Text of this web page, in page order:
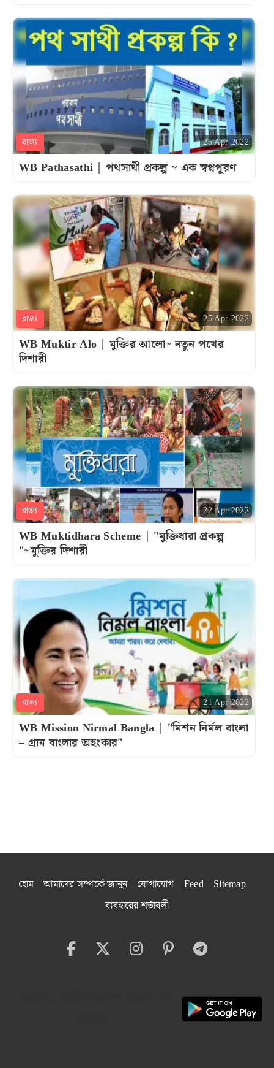
রাজ্য 25 Apr 2022
WB Pathasathi | পথসাথী প্রকল্প ~ এক স্বপ্নপূরণ
রাজ্য 25 Apr 2022
WB Muktir Alo | মুক্তির আলো~ নতুন পথের
দিশারী
রাজ্য 22 Apr 2022
WB Muktidhara Scheme | "মুক্তিধারা প্রকল্প
"~মুক্তির দিশারী
রাজ্য 21 Apr 2022
WB Mission Nirmal Bangla | "মিশন নির্মল বাংলা
– গ্রাম বাংলার অহংকার"
হোম আমাদের সম্পর্কে জানুন যোগাযোগ Feed
Sitemap
ব্যবহারের শর্তাবলী